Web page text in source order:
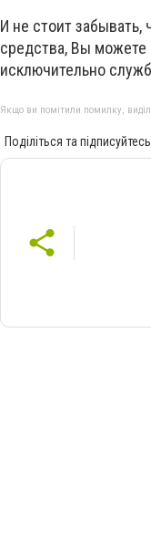
И не стоит забывать,
средства, Вы
исключительно
Якщо ви помітили помилку,
Поділіться та